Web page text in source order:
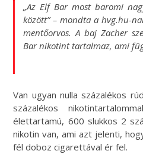
„Az Elf Bar most baromi
között” – mondta a hvg.hu-
mentőorvos. A baj Zacher
Bar nikotint tartalmaz, ami
Van ugyan nulla százalékos
százalékos
élettartamú, 600 slukkos 2
nikotin van, ami azt jelenti,
fél doboz cigarettával ér fel.